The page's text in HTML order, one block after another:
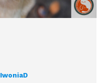
IwoniaD